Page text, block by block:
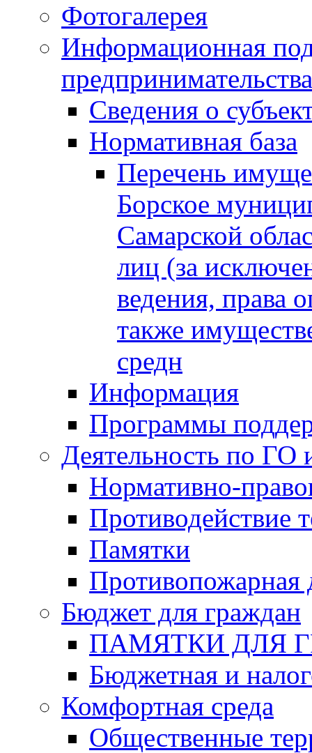
Фотогалерея
Информационная
предпринимательства
Сведения о
Нормативная база
Перечень
Борское
Самарской
лиц (за
ведения, права
также
средн
Информация
Программы
Деятельность по ГО
Нормативно-
Противодействие
Памятки
Противопожарная
Бюджет для граждан
ПАМЯТКИ ДЛЯ
Бюджетная и
Комфортная среда
Общественные